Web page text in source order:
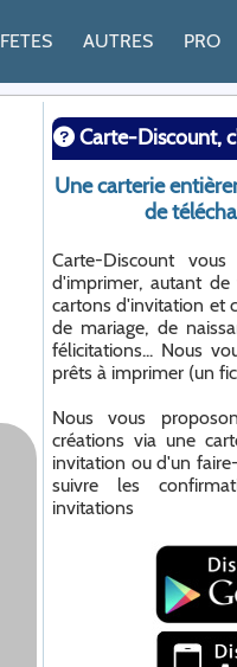
FETES AUTRES PRO
Carte-Discount,
Une carterie
de
Carte-Discount
d'imprimer, autant
cartons d'invitation et
de mariage, de
félicitations... Nous
prêts à imprimer (un
Nous vous
créations via une
invitation ou d'un
suivre les
invitations